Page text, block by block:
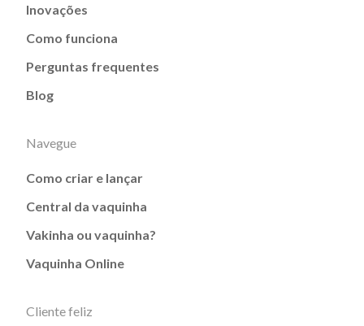
Inovações
Como funciona
Perguntas frequentes
Blog
Navegue
Como criar e lançar
Central da vaquinha
Vakinha ou vaquinha?
Vaquinha Online
Cliente feliz